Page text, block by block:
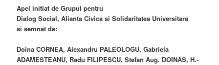
Apel initiat de Grupul pentru
Dialog Social, Alianta Civica si Solidaritatea Universitara
si semnat de:
Doina CORNEA, Alexandru PALEOLOGU, Gabriela
ADAMESTEANU, Radu FILIPESCU, Stefan Aug. DOINAS, H.-